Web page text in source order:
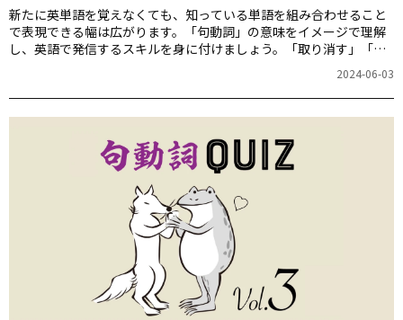
新たに英単語を覚えなくても、知っている単語を組み合わせること
で表現できる幅は広がります。「句動詞」の意味をイメージで理解
し、英語で発信するスキルを身に付けましょう。「取り消す」「似
2024-06-03